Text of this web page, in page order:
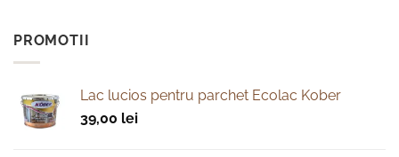
PROMOTII
Lac lucios pentru parchet Ecolac Kober
39,00 lei